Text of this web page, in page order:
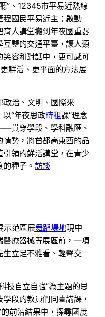
”、12345市平易近熱線
程國民平易近主；啟動
育人講堂搬到年夜國重器
鑒的交通平臺，讓人類
容和對話中，更可感可
鮮活、更平面的方法展
政治、文明、國際來
“年夜思政時租課”理念
貫穿學段、學科融匯、
勢，將首都高東西的品
引領的鮮活講堂，在青少
種子。 訪談
示范區展舞蹈場地現中
醫療器械等展區前，一項
生立足不雅看、輕聲交
技自立自強”為主題的思
段的教員們同臺講課，
的前沿結果中，探尋國度